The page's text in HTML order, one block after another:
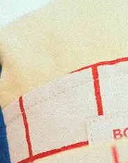
NOUS